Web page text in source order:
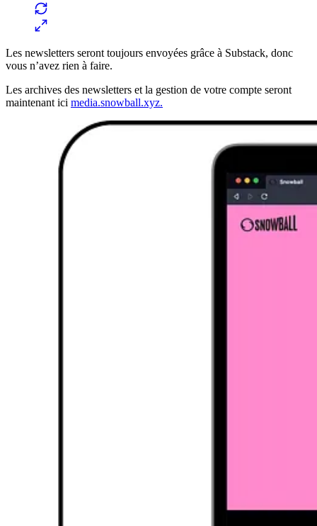
Les newsletters seront toujours envoyées grâce à Substack, donc
vous n’avez rien à faire.
Les archives des newsletters et la gestion de votre compte seront
maintenant ici media.snowball.xyz.